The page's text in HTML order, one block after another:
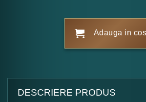
Adauga in cos
DESCRIERE PRODUS